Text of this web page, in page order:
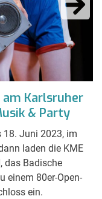
Karlsruher
& Party
18. Juni 2023, im
laden die KME
das Badische
einem 80er-Open-
ein.